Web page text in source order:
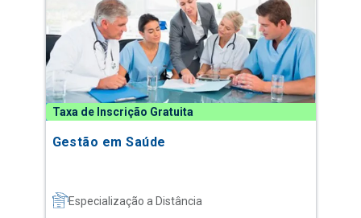
Taxa de Inscrição Gratuita
Gestão em Saúde
Especialização a Distância